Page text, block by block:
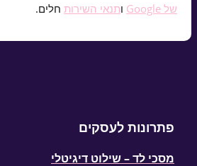
של Google
ותנאי השירות חלים.
פתרונות לעסקים
מסכי לד – שילוט דיגיטלי